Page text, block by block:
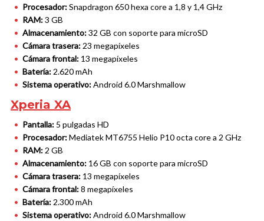
Procesador:Snapdragon 650 hexa core a 1,8 y 1,4 GHz
RAM:3 GB
Almacenamiento:32 GB con soporte para microSD
Cámara trasera: 23 megapíxeles
Cámara frontal: 13 megapíxeles
Batería: 2.620 mAh
Sistema operativo:Android 6.0 Marshmallow
Xperia XA
Pantalla: 5 pulgadas HD
Procesador:Mediatek MT6755 Helio P10 octa core a 2 GHz
RAM: 2 GB
Almacenamiento: 16 GB con soporte para microSD
Cámara trasera: 13 megapíxeles
Cámara frontal:8 megapíxeles
Batería: 2.300 mAh
Sistema operativo:Android 6.0 Marshmallow